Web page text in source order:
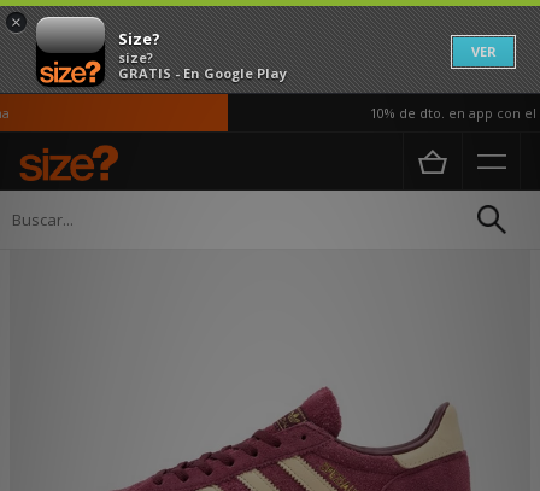
×
Size?
size?
GRATIS - En Google Play
VER
10% de dto. en app con el
Página principal